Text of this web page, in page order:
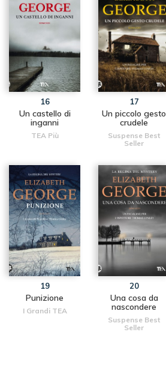
16
Un castello di
inganni
TEA Più
17
Un piccolo gesto
crudele
Suspense Best
Seller
19
Punizione
I Grandi TEA
20
Una cosa da
nascondere
Suspense Best
Seller